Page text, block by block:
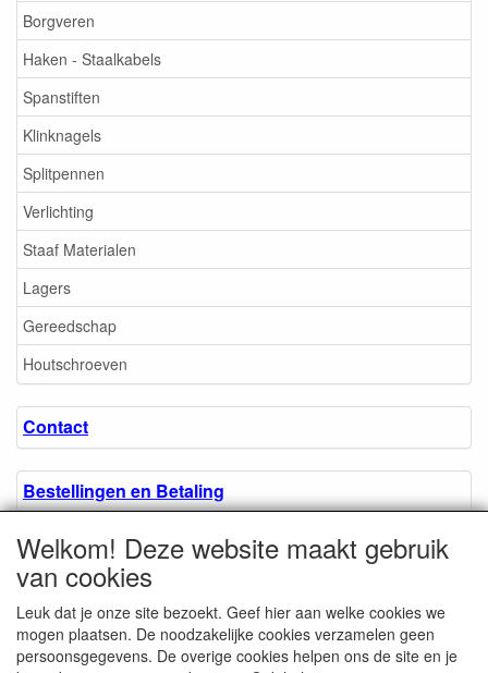
Borgveren
Haken - Staalkabels
Spanstiften
Klinknagels
Splitpennen
Verlichting
Staaf Materialen
Lagers
Gereedschap
Houtschroeven
Contact
Bestellingen en Betaling
Algemene voorwaarden
Over ons.
Welkom! Deze website maakt gebruik
van cookies
Leuk dat je onze site bezoekt. Geef hier aan welke cookies we
mogen plaatsen. De noodzakelijke cookies verzamelen geen
persoonsgegevens. De overige cookies helpen ons de site en je